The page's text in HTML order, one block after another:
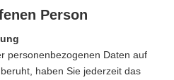
Person
personenbezogenen Daten auf
haben Sie jederzeit das